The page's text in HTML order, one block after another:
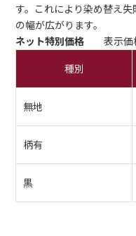
す。これにより染め替え
の幅が広がります。
ネット特別価格 表示価格
種別
無地
柄有
黒